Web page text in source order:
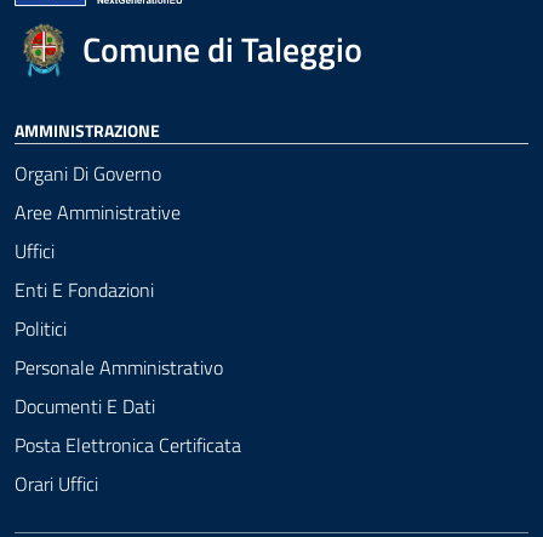
Comune di Taleggio
AMMINISTRAZIONE
Organi Di Governo
Aree Amministrative
Uffici
Enti E Fondazioni
Politici
Personale Amministrativo
Documenti E Dati
Posta Elettronica Certificata
Orari Uffici